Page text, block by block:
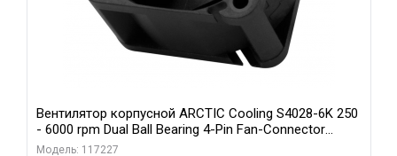
Вентилятор корпусной ARCTIC Cooling S4028-6K 250
- 6000 rpm Dual Ball Bearing 4-Pin Fan-Connector
(ACFAN00185A)
Модель: 117227